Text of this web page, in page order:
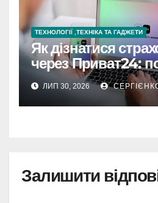
ТЕХНОЛОГІЇ ,ТЕХНІКА ТА ГАДЖЕТИ
Як дізнатися
через Приват24:
інструкція
ЛИП 30, 2026
Залишити